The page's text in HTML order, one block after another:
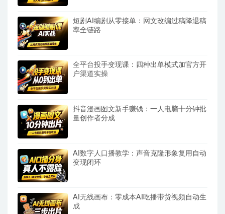
短剧AI编剧从零接单：网文改编过稿降退稿
率全链路
全平台投手变现课：四种出单模式加官方开
户渠道实操
抖音漫画图文新手赚钱：一人电脑十分钟批
量创作者分成
AI数字人口播教学：声音克隆形象复用自动
变现闭环
AI无线画布：零成本AI吃播带货视频自动生
成